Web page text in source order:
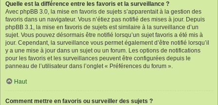
Quelle est la différence entre les favoris et la surveillance ?
Avec phpBB 3.0, la mise en favoris de sujets s’apparentait à la gestion des
favoris dans un navigateur. Vous n’étiez pas notifié des mises à jour. Depuis
phpBB 3.1, la mise en favoris de sujets est similaire à la surveillance d’un
sujet. Vous pouvez désormais être notifié lorsqu’un sujet favoris a été mis à
jour. Cependant, la surveillance vous permet également d’être notifié lorsqu’il
y a une mise à jour dans un sujet ou un forum. Les options de notifications
pour les favoris et les surveillances peuvent être configurées depuis le
panneau de l’utilisateur dans l’onglet « Préférences du forum ».
Haut
Comment mettre en favoris ou surveiller des sujets ?